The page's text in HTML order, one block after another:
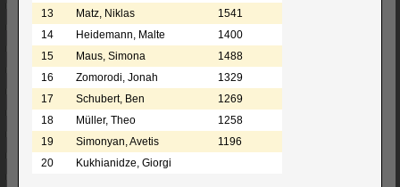
13
Matz, Niklas
1541
14
Heidemann, Malte
1400
15
Maus, Simona
1488
16
Zomorodi, Jonah
1329
17
Schubert, Ben
1269
18
Müller, Theo
1258
19
Simonyan, Avetis
1196
20
Kukhianidze, Giorgi